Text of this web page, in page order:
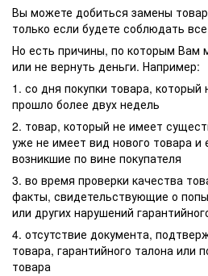
Вы можете добиться замены
только если будете соблюдать
Но есть причины, по которым Вам
или не вернуть деньги. Например:
1. со дня покупки товара,
прошло более двух недель
2. товар, который не имеет
уже не имеет вид нового товара и
возникшие по вине покупателя
3. во время проверки качества
факты, свидетельствующие о
или других нарушений
4. отсутствие документа,
товара, гарантийного талона или
товара